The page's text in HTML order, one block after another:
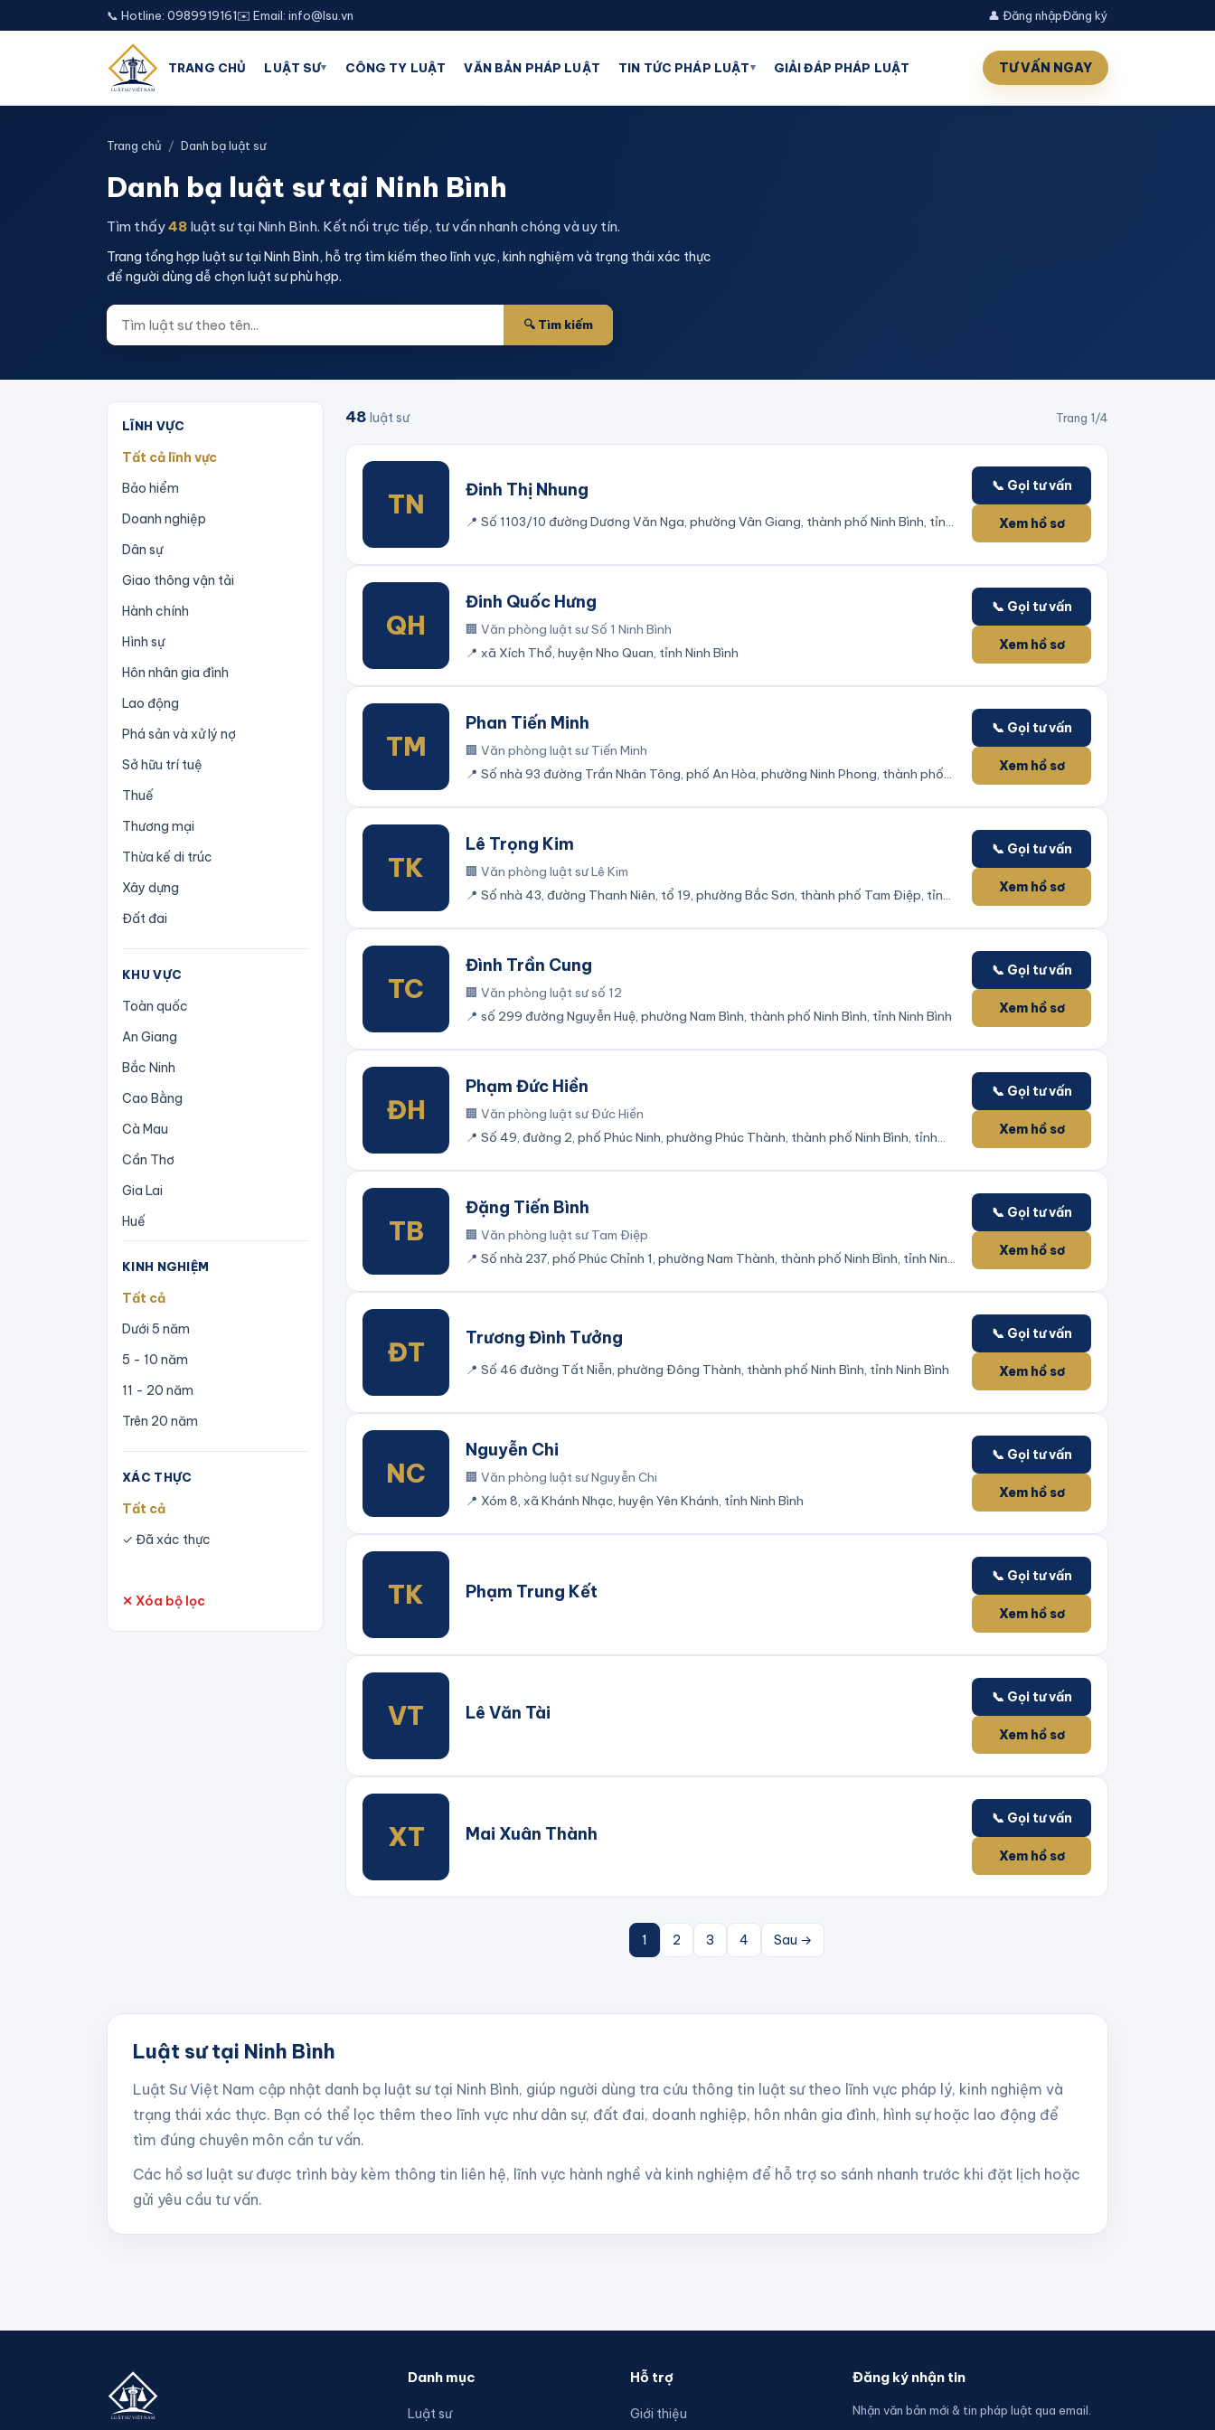
📞 Hotline: 0989919161✉️ Email: info@lsu.vn 👤 Đăng nhậpĐăng ký
TRANG CHỦ LUẬT SƯ▾ CÔNG TY LUẬT VĂN BẢN PHÁP LUẬT TIN TỨC PHÁP LUẬT▾ GIẢI ĐÁP PHÁP LUẬT TƯ VẤN NGAY
Trang chủ / Danh bạ luật sư
Danh bạ luật sưtại Ninh Bình
Tìm thấy48 luật sư tại Ninh Bình. Kết nối trực tiếp, tư vấn nhanh chóng và uy tín.
Trang tổng hợp luật sư tại Ninh Bình, hỗ trợ tìm kiếm theo lĩnh vực, kinh nghiệm và trạng thái xác thực
để người dùng dễ chọn luật sư phù hợp.
🔍 Tìm kiếm
LĨNH VỰC
Tất cả lĩnh vực
Bảo hiểm
Doanh nghiệp
Dân sự
Giao thông vận tải
Hành chính
Hình sự
Hôn nhân gia đình
Lao động
Phá sản và xử lý nợ
Sở hữu trí tuệ
Thuế
Thương mại
Thừa kế di trúc
Xây dựng
Đất đai
KHU VỰC
Toàn quốc
An Giang
Bắc Ninh
Cao Bằng
Cà Mau
Cần Thơ
Gia Lai
Huế
Lâm Đồng
Lạng Sơn
Đồng Tháp
KINH NGHIỆM
Tất cả
Dưới 5 năm
5 - 10 năm
11 - 20 năm
Trên 20 năm
XÁC THỰC
Tất cả
✓ Đã xác thực
✕ Xóa bộ lọc
48 luật sư Trang 1/4
TN Đinh Thị Nhung
📍 Số 1103/10 đường Dương Văn Nga, phường Vân Giang, thành phố Ninh Bình, tỉnh
📞 Gọi tư vấn
Xem hồ sơ
QH
Đinh Quốc Hưng
🏢 Văn phòng luật sư Số 1 Ninh Bình
📍 xã Xích Thổ, huyện Nho Quan, tỉnh Ninh Bình
📞 Gọi tư vấn
Xem hồ sơ
TM
Phan Tiến Minh
🏢 Văn phòng luật sư Tiến Minh
📍 Số nhà 93 đường Trần Nhân Tông, phố An Hòa, phường Ninh Phong, thành phố
📞 Gọi tư vấn
Xem hồ sơ
TK
Lê Trọng Kim
🏢 Văn phòng luật sư Lê Kim
📍 Số nhà 43, đường Thanh Niên, tổ 19, phường Bắc Sơn, thành phố Tam Điệp, tỉnh
📞 Gọi tư vấn
Xem hồ sơ
TC
Đình Trần Cung
🏢 Văn phòng luật sư số 12
📍 số 299 đường Nguyễn Huệ, phường Nam Bình, thành phố Ninh Bình, tỉnh Ninh Bình
📞 Gọi tư vấn
Xem hồ sơ
ĐH
Phạm Đức Hiền
🏢 Văn phòng luật sư Đức Hiền
📍 Số 49, đường 2, phố Phúc Ninh, phường Phúc Thành, thành phố Ninh Bình, tỉnh
📞 Gọi tư vấn
Xem hồ sơ
TB
Đặng Tiến Bình
🏢 Văn phòng luật sư Tam Điệp
📍 Số nhà 237, phố Phúc Chỉnh 1, phường Nam Thành, thành phố Ninh Bình, tỉnh Ninh
📞 Gọi tư vấn
Xem hồ sơ
ĐT Trương Đình Tưởng
📍 Số 46 đường Tất Niễn, phường Đông Thành, thành phố Ninh Bình, tỉnh Ninh Bình
📞 Gọi tư vấn
Xem hồ sơ
NC
Nguyễn Chi
🏢 Văn phòng luật sư Nguyễn Chi
📍 Xóm 8, xã Khánh Nhạc, huyện Yên Khánh, tỉnh Ninh Bình
📞 Gọi tư vấn
Xem hồ sơ
TK Phạm Trung Kết
📞 Gọi tư vấn
Xem hồ sơ
VT Lê Văn Tài
📞 Gọi tư vấn
Xem hồ sơ
XT Mai Xuân Thành
📞 Gọi tư vấn
Xem hồ sơ
1 2 3 4 Sau →
Luật sư tại Ninh Bình
Luật Sư Việt Nam cập nhật danh bạ luật sư tại Ninh Bình, giúp người dùng tra cứu thông tin luật sư theo lĩnh vực pháp lý, kinh nghiệm và
trạng thái xác thực. Bạn có thể lọc thêm theo lĩnh vực như dân sự, đất đai, doanh nghiệp, hôn nhân gia đình, hình sự hoặc lao động để
tìm đúng chuyên môn cần tư vấn.
Các hồ sơ luật sư được trình bày kèm thông tin liên hệ, lĩnh vực hành nghề và kinh nghiệm để hỗ trợ so sánh nhanh trước khi đặt lịch hoặc
gửi yêu cầu tư vấn.
Danh mục
Luật sư
Hỗ trợ
Giới thiệu
Đăng ký nhận tin
Nhận văn bản mới & tin pháp luật qua email.